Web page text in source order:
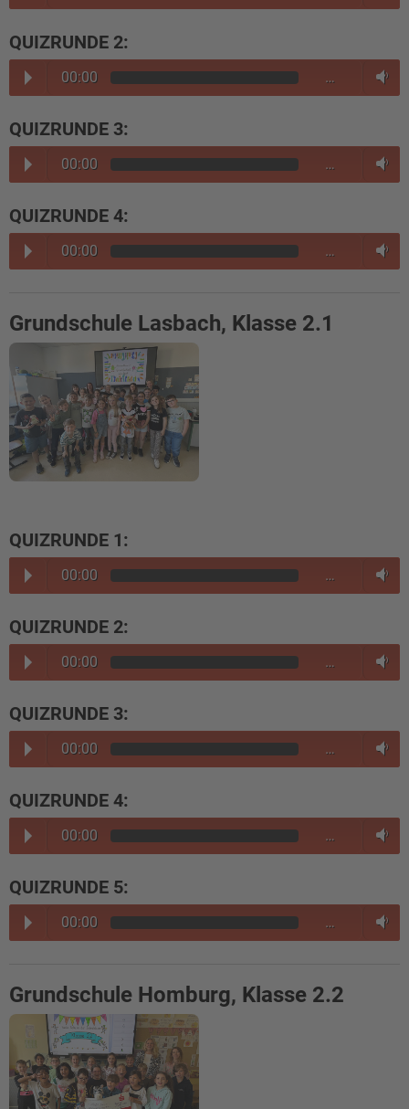
QUIZRUNDE 2:
00:00 …
QUIZRUNDE 3:
00:00 …
QUIZRUNDE 4:
00:00 …
Grundschule Lasbach, Klasse 2.1
QUIZRUNDE 1:
00:00 …
QUIZRUNDE 2:
00:00 …
QUIZRUNDE 3:
00:00 …
QUIZRUNDE 4:
00:00 …
QUIZRUNDE 5:
00:00 …
Grundschule Homburg, Klasse 2.2